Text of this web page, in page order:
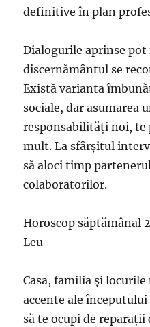
definitive în plan
Dialogurile aprinse
discernământul se
Există varianta
sociale, dar asumarea
responsabilităţi noi, te
mult. La sfârşitul
să aloci timp
colaboratorilor.
Horoscop săptămânal
Leu
Casa, familia şi
accente ale
să te ocupi de reparaţii